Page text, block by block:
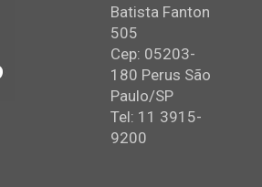
Batista Fanton
505
Cep: 05203-
180 Perus São
Paulo/SP
Tel: 11 3915-
9200